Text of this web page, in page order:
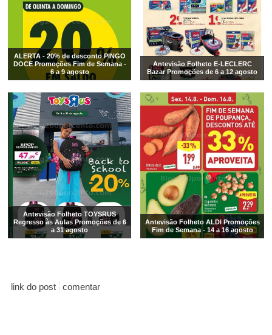
ALERTA - 20% de desconto PINGO
DOCE Promoções Fim de Semana -
6 a 9 agosto
Antevisão Folheto E-LECLERC
Bazar Promoções de 6 a 12 agosto
Antevisão Folheto TOYSRUS
Regresso às Aulas Promoções de 6
a 31 agosto
Antevisão Folheto ALDI Promoções
Fim de Semana - 14 a 16 agosto
link do post comentar